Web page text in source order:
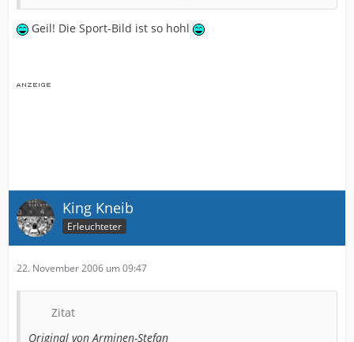
Geil! Die Sport-Bild ist so hohl
King Kneib
Erleuchteter
22. November 2006 um 09:47
Zitat
Original von Arminen-Stefan